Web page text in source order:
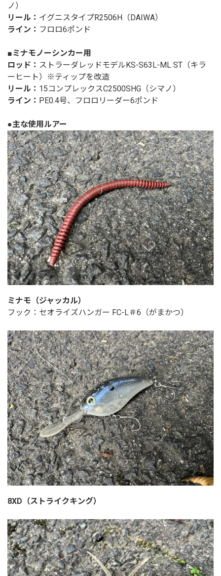
ノ）
リール： イグニスタイプR2506H（DAIWA）
ライン： フロロ6ポンド
■ミナモノーシンカー用
ロッド： ストラーダレッドモデルKS-S63L-ML ST（キラ
ーヒート）※ティップを改造
リール： 15コンプレックスC2500SHG（シマノ）
ライン： PE0.4号、フロロリーダー6ポンド
●主な使用ルアー
ミナモ（ジャッカル）
フック：セオライズハンガー FC-L＃6（がまかつ）
8XD（ストライクキング）